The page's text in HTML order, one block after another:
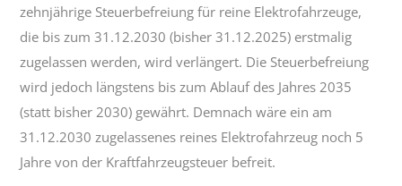
zehnjährige Steuerbefreiung für reine Elektrofahrzeuge,
die bis zum 31.12.2030 (bisher 31.12.2025) erstmalig
zugelassen werden, wird verlängert. Die Steuerbefreiung
wird jedoch längstens bis zum Ablauf des Jahres 2035
(statt bisher 2030) gewährt. Demnach wäre ein am
31.12.2030 zugelassenes reines Elektrofahrzeug noch 5
Jahre von der Kraftfahrzeugsteuer befreit.